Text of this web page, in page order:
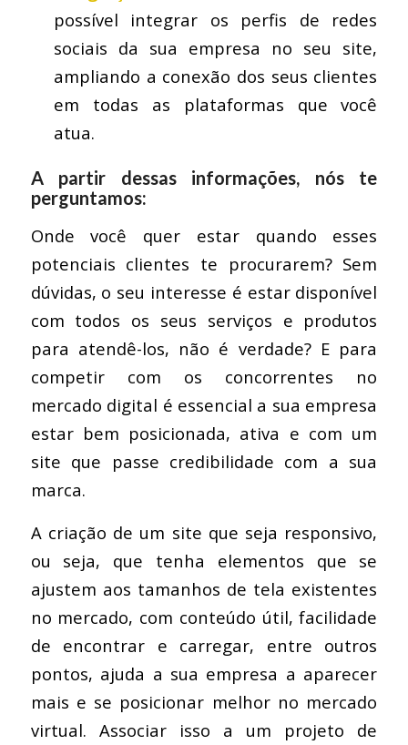
possível integrar os perfis de redes
sociais da sua empresa no seu site,
ampliando a conexão dos seus clientes
em todas as plataformas que você
atua.
A partir dessas informações, nós te
perguntamos:
Onde você quer estar quando esses
potenciais clientes te procurarem? Sem
dúvidas, o seu interesse é estar disponível
com todos os seus serviços e produtos
para atendê-los, não é verdade? E para
competir com os concorrentes no
mercado digital é essencial a sua empresa
estar bem posicionada, ativa e com um
site que passe credibilidade com a sua
marca.
A criação de um site que seja responsivo,
ou seja, que tenha elementos que se
ajustem aos tamanhos de tela existentes
no mercado, com conteúdo útil, facilidade
de encontrar e carregar, entre outros
pontos, ajuda a sua empresa a aparecer
mais e se posicionar melhor no mercado
virtual. Associar isso a um projeto de